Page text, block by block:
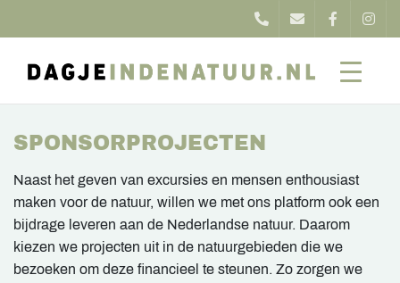
SPONSORPROJECTEN
Naast het geven van excursies en mensen enthousiast
maken voor de natuur, willen we met ons platform ook een
bijdrage leveren aan de Nederlandse natuur. Daarom
kiezen we projecten uit in de natuurgebieden die we
bezoeken om deze financieel te steunen. Zo zorgen we